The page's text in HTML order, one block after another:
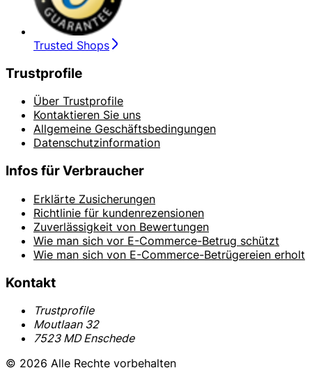
Trusted Shops
Trustprofile
Über Trustprofile
Kontaktieren Sie uns
Allgemeine Geschäftsbedingungen
Datenschutzinformation
Infos für Verbraucher
Erklärte Zusicherungen
Richtlinie für kundenrezensionen
Zuverlässigkeit von Bewertungen
Wie man sich vor E-Commerce-Betrug schützt
Wie man sich von E-Commerce-Betrügereien erholt
Kontakt
Trustprofile
Moutlaan 32
7523 MD Enschede
© 2026 Alle Rechte vorbehalten